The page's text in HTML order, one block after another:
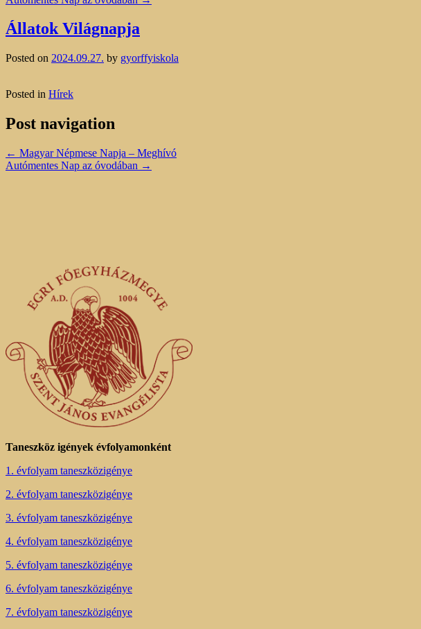
Állatok Világnapja
Posted on 2024.09.27. by gyorffyiskola
Posted in Hírek
Post navigation
← Magyar Népmese Napja – Meghívó
Autómentes Nap az óvodában →
Taneszköz igények évfolyamonként
1. évfolyam taneszközigénye
2. évfolyam taneszközigénye
3. évfolyam taneszközigénye
4. évfolyam taneszközigénye
5. évfolyam taneszközigénye
6. évfolyam taneszközigénye
7. évfolyam taneszközigénye